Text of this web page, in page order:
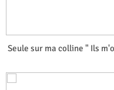
Seule sur ma colline " Ils